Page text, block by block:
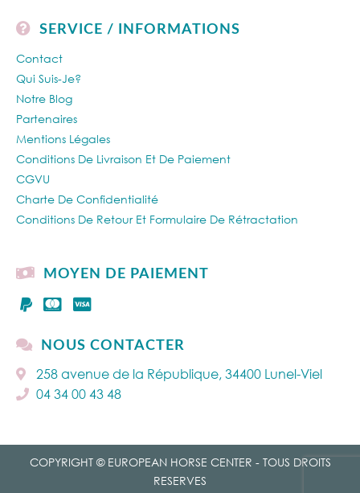
SERVICE / INFORMATIONS
Contact
Qui Suis-Je?
Notre Blog
Partenaires
Mentions Légales
Conditions De Livraison Et De Paiement
CGVU
Charte De Confidentialité
Conditions De Retour Et Formulaire De Rétractation
MOYEN DE PAIEMENT
NOUS CONTACTER
258 avenue de la République, 34400 Lunel-Viel
04 34 00 43 48
COPYRIGHT © EUROPEAN HORSE CENTER - TOUS DROITS
RESERVES